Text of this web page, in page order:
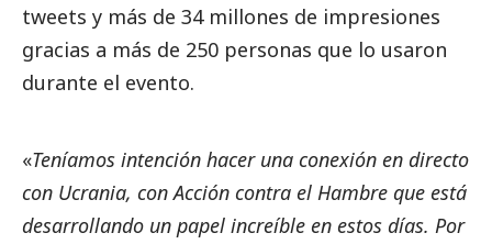
tweets y más de 34 millones de impresiones
gracias a más de 250 personas que lo usaron
durante el evento.
«Teníamos intención hacer una conexión en directo
con Ucrania, con Acción contra el Hambre que está
desarrollando un papel increíble en estos días. Por